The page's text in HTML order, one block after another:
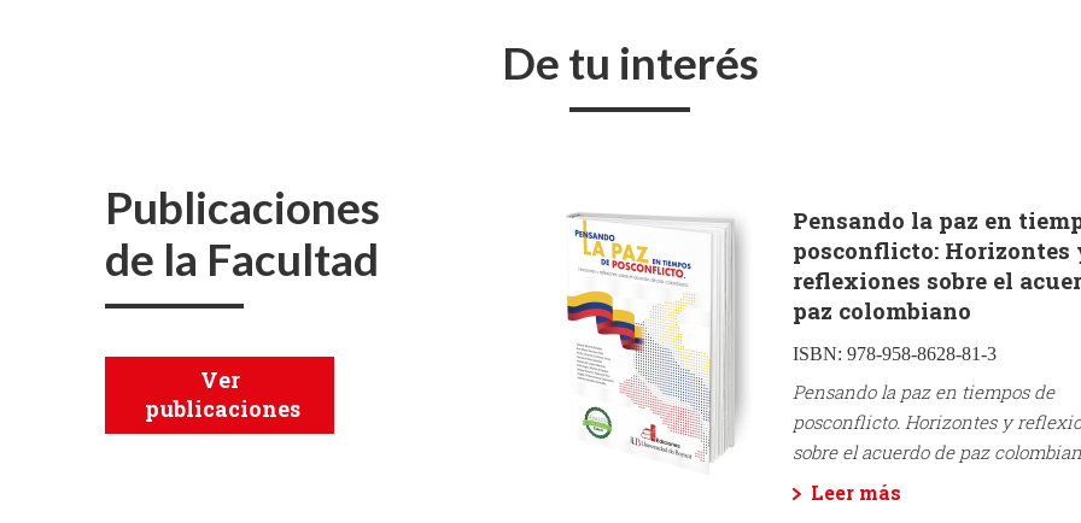
De tu interés
Publicaciones
de la Facultad
Ver
publicaciones
Pensando la paz en
posconflicto: Horizontes
reflexiones sobre el
paz colombiano
ISBN: 978-958-8628-81-3
Pensando la paz en tiempos de
posconflicto. Horizontes y
sobre el acuerdo de paz
Leer más